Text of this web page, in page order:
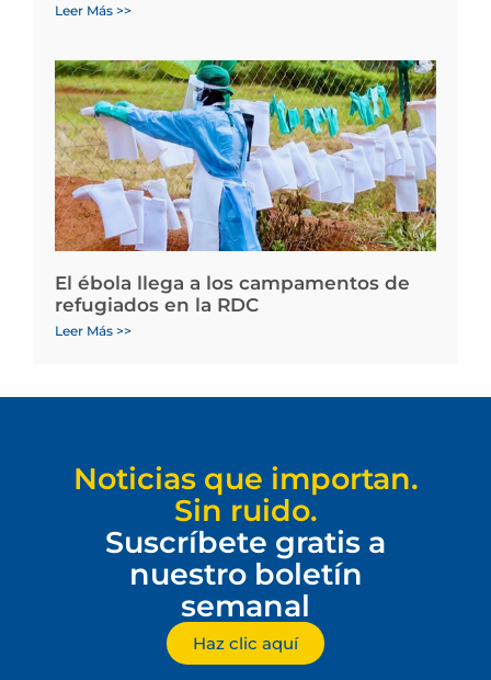
Leer Más >>
El ébola llega a los campamentos de
refugiados en la RDC
Leer Más >>
Noticias que importan.
Sin ruido.
Suscríbete gratis a
nuestro boletín
semanal
Haz clic aquí